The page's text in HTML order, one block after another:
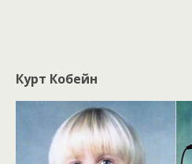
Курт Кобейн